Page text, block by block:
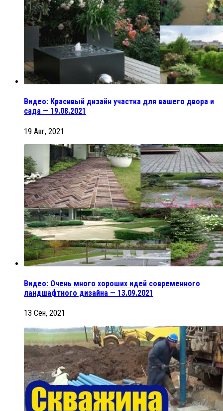
Видео: Красивый дизайн участка для вашего двора и
сада — 19.08.2021
19 Авг, 2021
Видео: Очень много хороших идей современного
ландшафтного дизайна — 13.09.2021
13 Сен, 2021